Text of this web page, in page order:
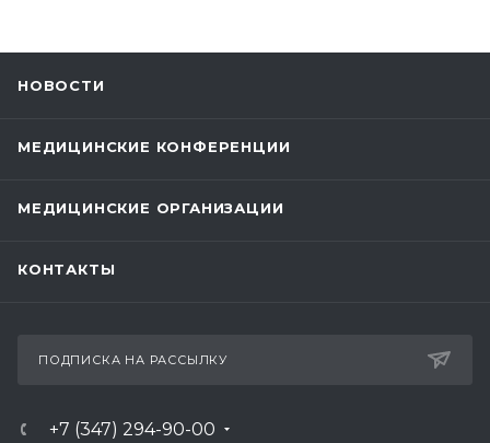
НОВОСТИ
МЕДИЦИНСКИЕ КОНФЕРЕНЦИИ
МЕДИЦИНСКИЕ ОРГАНИЗАЦИИ
КОНТАКТЫ
ПОДПИСКА НА РАССЫЛКУ
+7 (347) 294-90-00